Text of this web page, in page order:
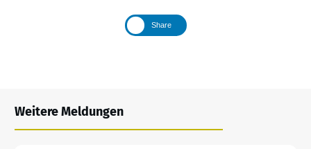
Share
Weitere Meldungen